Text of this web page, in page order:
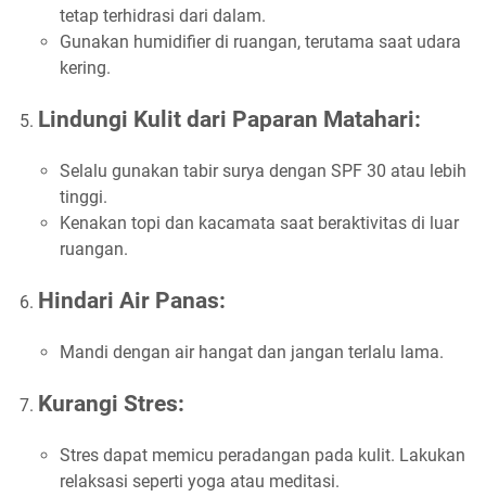
tetap terhidrasi dari dalam.
Gunakan humidifier di ruangan, terutama saat udara
kering.
Lindungi Kulit dari Paparan Matahari:
Selalu gunakan tabir surya dengan SPF 30 atau lebih
tinggi.
Kenakan topi dan kacamata saat beraktivitas di luar
ruangan.
Hindari Air Panas:
Mandi dengan air hangat dan jangan terlalu lama.
Kurangi Stres:
Stres dapat memicu peradangan pada kulit. Lakukan
relaksasi seperti yoga atau meditasi.